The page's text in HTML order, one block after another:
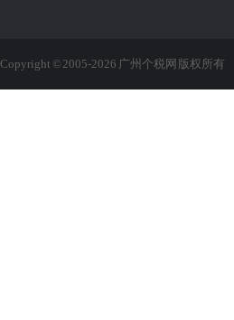
Copyright © 2005-2026 广州个税网 版权所有